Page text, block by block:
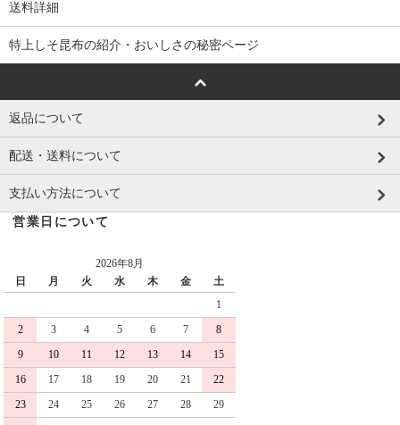
送料詳細
特上しそ昆布の紹介・おいしさの秘密ページ
返品について
配送・送料について
支払い方法について
営業日について
2026年8月
日
月 火 水 木 金
土
1
2
3 4 5 6 7
8
9
10 11 12 13 14
15
16
17 18 19 20 21
22
23
24 25 26 27 28
29